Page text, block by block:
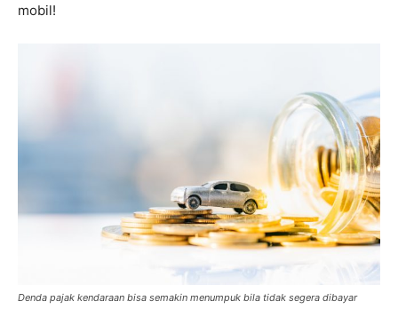
mobil!
Denda pajak kendaraan bisa semakin menumpuk bila tidak segera dibayar